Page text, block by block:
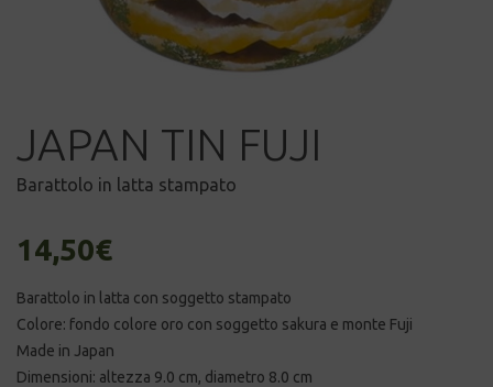
JAPAN TIN FUJI
Barattolo in latta stampato
14,50€
Barattolo in latta con soggetto stampato
Colore: fondo colore oro con soggetto sakura e monte Fuji
Made in Japan
Dimensioni: altezza 9.0 cm, diametro 8.0 cm